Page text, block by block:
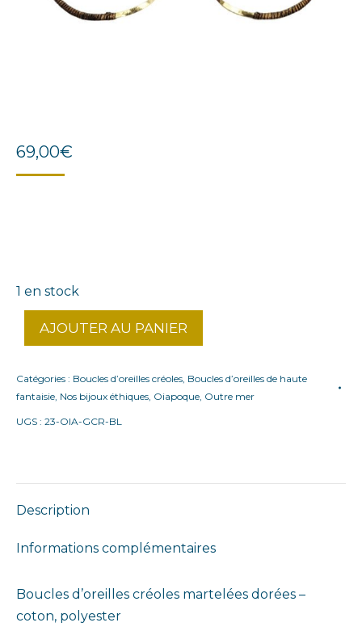
69,00€
1 en stock
AJOUTER AU PANIER
Catégories : Boucles d’oreilles créoles, Boucles d’oreilles de haute
fantaisie, Nos bijoux éthiques, Oiapoque, Outre mer
UGS : 23-OIA-GCR-BL
Description
Informations complémentaires
Boucles d’oreilles créoles martelées dorées –
coton, polyester